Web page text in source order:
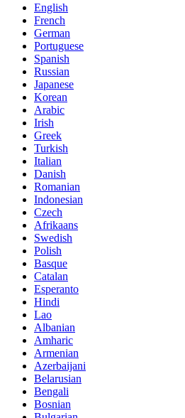
English
French
German
Portuguese
Spanish
Russian
Japanese
Korean
Arabic
Irish
Greek
Turkish
Italian
Danish
Romanian
Indonesian
Czech
Afrikaans
Swedish
Polish
Basque
Catalan
Esperanto
Hindi
Lao
Albanian
Amharic
Armenian
Azerbaijani
Belarusian
Bengali
Bosnian